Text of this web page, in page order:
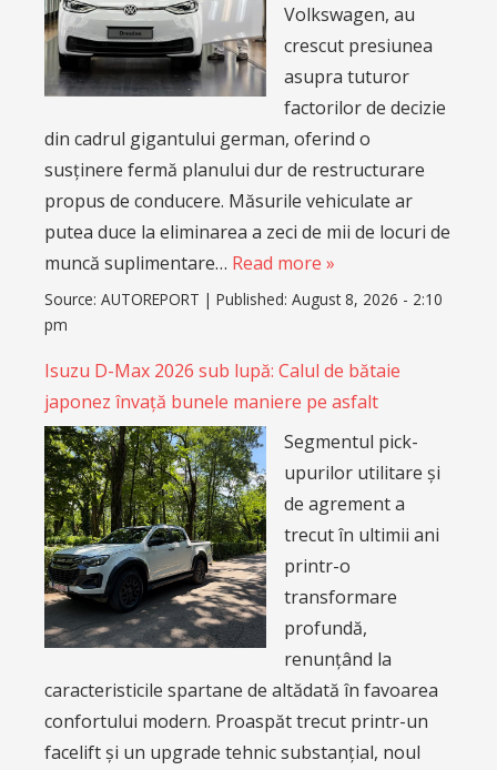
Volkswagen, au
crescut presiunea
asupra tuturor
factorilor de decizie
din cadrul gigantului german, oferind o
susținere fermă planului dur de restructurare
propus de conducere. Măsurile vehiculate ar
putea duce la eliminarea a zeci de mii de locuri de
muncă suplimentare… Read more »
Source: AUTOREPORT | Published: August 8, 2026 - 2:10
pm
Isuzu D-Max 2026 sub lupă: Calul de bătaie
japonez învață bunele maniere pe asfalt
Segmentul pick-
upurilor utilitare și
de agrement a
trecut în ultimii ani
printr-o
transformare
profundă,
renunțând la
caracteristicile spartane de altădată în favoarea
confortului modern. Proaspăt trecut printr-un
facelift și un upgrade tehnic substanțial, noul